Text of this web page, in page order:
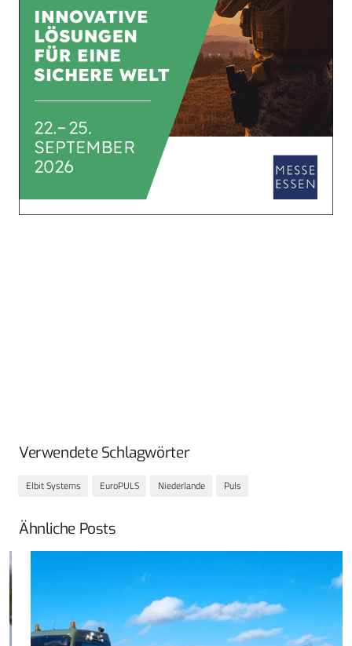
Verwendete Schlagwörter
Elbit Systems EuroPULS Niederlande Puls
Ähnliche Posts